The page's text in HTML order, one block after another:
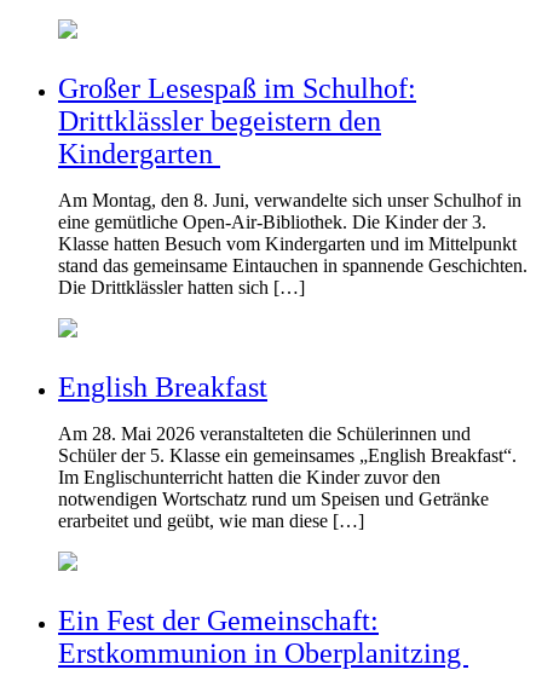
Großer Lesespaß im Schulhof:
Drittklässler begeistern den
Kindergarten
Am Montag, den 8. Juni, verwandelte sich unser Schulhof in
eine gemütliche Open-Air-Bibliothek. Die Kinder der 3.
Klasse hatten Besuch vom Kindergarten und im Mittelpunkt
stand das gemeinsame Eintauchen in spannende Geschichten.
Die Drittklässler hatten sich […]
English Breakfast
Am 28. Mai 2026 veranstalteten die Schülerinnen und
Schüler der 5. Klasse ein gemeinsames „English Breakfast“.
Im Englischunterricht hatten die Kinder zuvor den
notwendigen Wortschatz rund um Speisen und Getränke
erarbeitet und geübt, wie man diese […]
Ein Fest der Gemeinschaft:
Erstkommunion in Oberplanitzing